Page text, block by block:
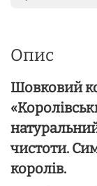
Опис
Шовковий
чистоти.
королів.